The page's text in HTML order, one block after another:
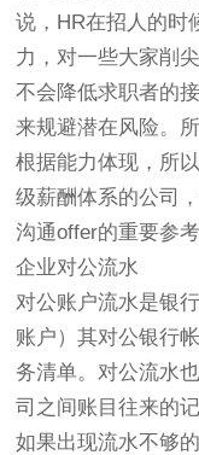
说，HR在招人的时
力，对一些大家削
不会降低求职者的
来规避潜在风险。
根据能力体现，所
级薪酬体系的公司
沟通offer的重要参考
企业对公流水
对公账户流水是银
账户）其对公银行
务清单。对公流水
司之间账目往来的
如果出现流水不够